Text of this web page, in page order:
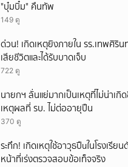
"บุ๋มบิ๋ม" คืนทัพ
149 ดู
ด่วน! เกิดเหตุยิงภายใน รร.เทพศิริ
เสียชีวิตและได้รับบาดเจ็บ
722 ดู
นายกฯ ลั่นแย่มากเป็นเหตุที่ไม่น่าเกิ
เหตุผลที่ รบ. ไม่ต่ออายุปืน
370 ดู
ระทึก! เกิดเหตุใช้อาวุธปืuในโรงเรีย
หน้าที่เร่งตรวจสอบข้อเท็จจริง